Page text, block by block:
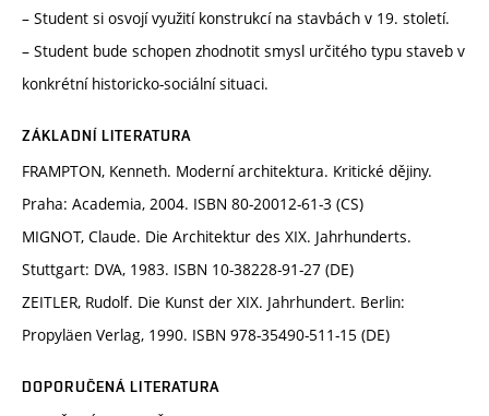
– Student si osvojí využití konstrukcí na stavbách v 19. století.
– Student bude schopen zhodnotit smysl určitého typu staveb v
konkrétní historicko-sociální situaci.
ZÁKLADNÍ LITERATURA
FRAMPTON, Kenneth. Moderní architektura. Kritické dějiny.
Praha: Academia, 2004. ISBN 80-20012-61-3 (CS)
MIGNOT, Claude. Die Architektur des XIX. Jahrhunderts.
Stuttgart: DVA, 1983. ISBN 10-38228-91-27 (DE)
ZEITLER, Rudolf. Die Kunst der XIX. Jahrhundert. Berlin:
Propyläen Verlag, 1990. ISBN 978-35490-511-15 (DE)
DOPORUČENÁ LITERATURA